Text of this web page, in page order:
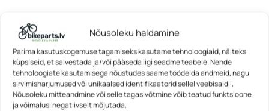
Nõusoleku haldamine
Parima kasutuskogemuse tagamiseks kasutame tehnoloogiaid, näiteks
küpsiseid, et salvestada ja/või pääseda ligi seadme teabele. Nende
tehnoloogiate kasutamisega nõustudes saame töödelda andmeid, nagu
sirvimisharjumused või unikaalsed identifikaatorid sellel veebisaidil.
Nõusoleku mitteandmine või selle tagasivõtmine võib teatud funktsioone
ja võimalusi negatiivselt mõjutada.